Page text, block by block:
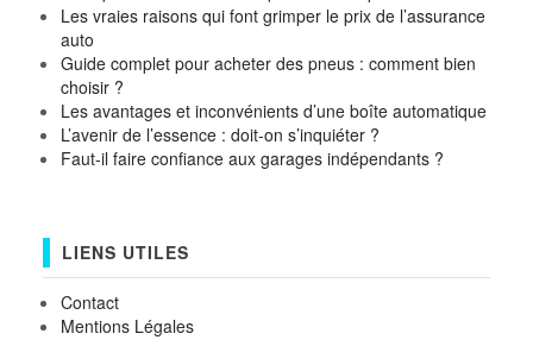
Les vraies raisons qui font grimper le prix de l’assurance
auto
Guide complet pour acheter des pneus : comment bien
choisir ?
Les avantages et inconvénients d’une boîte automatique
L’avenir de l’essence : doit-on s’inquiéter ?
Faut-il faire confiance aux garages indépendants ?
LIENS UTILES
Contact
Mentions Légales